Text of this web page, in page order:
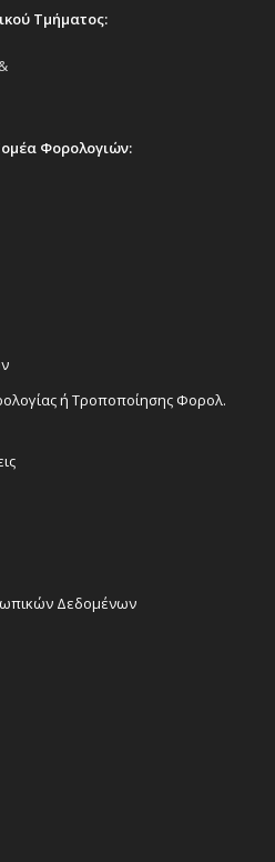
Τμήματος:
Φορολογιών:
ή Τροποποίησης Φορολ.
Δεδομένων